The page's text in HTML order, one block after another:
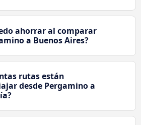
ahorrar al comparar
a Buenos Aires?
rutas están
desde Pergamino a